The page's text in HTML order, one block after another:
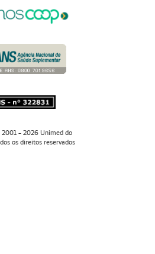
2001 - 2026 Unimed do
os direitos reservados